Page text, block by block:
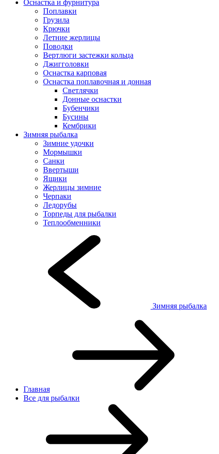
Оснастка и фурнитура
Поплавки
Грузила
Крючки
Летние жерлицы
Поводки
Вертлюги застежки кольца
Джигголовки
Оснастка карповая
Оснастка поплавочная и донная
Светлячки
Донные оснастки
Бубенчики
Бусины
Кембрики
Зимняя рыбалка
Зимние удочки
Мормышки
Санки
Ввертыши
Ящики
Жерлицы зимние
Черпаки
Ледорубы
Торпеды для рыбалки
Теплообменники
Зимняя рыбалка
Главная
Все для рыбалки